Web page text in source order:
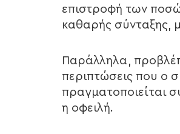
επιστροφή των
καθαρής σύνταξης,
Παράλληλα,
περιπτώσεις που ο
πραγματοποιείται
η οφειλή.